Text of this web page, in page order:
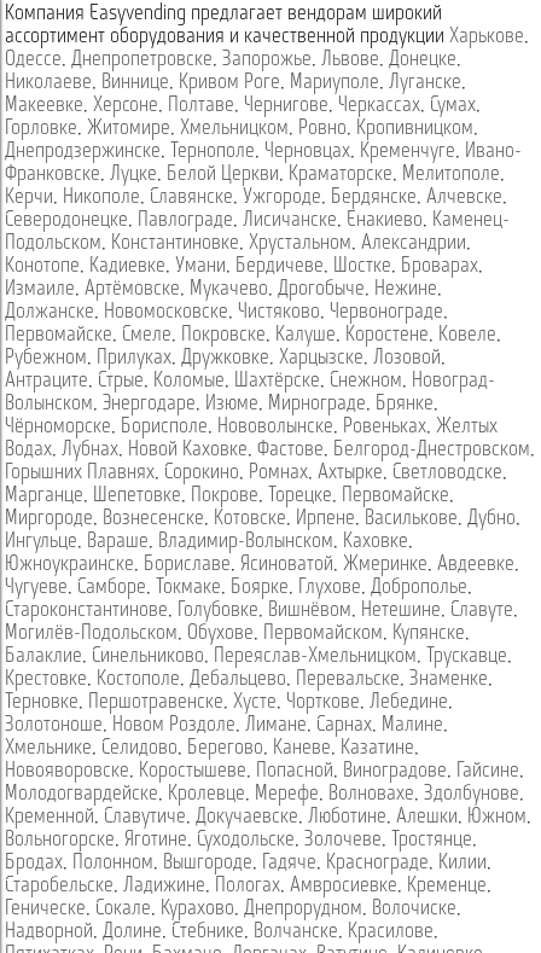
Компания Easyvending предлагает вендорам широкий
ассортимент оборудования и качественной продукции Харькове,
Одессе, Днепропетровске, Запорожье, Львове, Донецке,
Николаеве, Виннице, Кривом Роге, Мариуполе, Луганске,
Макеевке, Херсоне, Полтаве, Чернигове, Черкассах, Сумах,
Горловке, Житомире, Хмельницком, Ровно, Кропивницком,
Днепродзержинске, Тернополе, Черновцах, Кременчуге, Ивано-
Франковске, Луцке, Белой Церкви, Краматорске, Мелитополе,
Керчи, Никополе, Славянске, Ужгороде, Бердянске, Алчевске,
Северодонецке, Павлограде, Лисичанске, Енакиево, Каменец-
Подольском, Константиновке, Хрустальном, Александрии,
Конотопе, Кадиевке, Умани, Бердичеве, Шостке, Броварах,
Измаиле, Артёмовске, Мукачево, Дрогобыче, Нежине,
Должанске, Новомосковске, Чистяково, Червонограде,
Первомайске, Смеле, Покровске, Калуше, Коростене, Ковеле,
Рубежном, Прилуках, Дружковке, Харцызске, Лозовой,
Антраците, Стрые, Коломые, Шахтёрске, Снежном, Новоград-
Волынском, Энергодаре, Изюме, Мирнограде, Брянке,
Чёрноморске, Борисполе, Нововолынске, Ровеньках, Желтых
Водах, Лубнах, Новой Каховке, Фастове, Белгород-Днестровском,
Горышних Плавнях, Сорокино, Ромнах, Ахтырке, Светловодске,
Марганце, Шепетовке, Покрове, Торецке, Первомайске,
Миргороде, Вознесенске, Котовске, Ирпене, Василькове, Дубно,
Ингульце, Вараше, Владимир-Волынском, Каховке,
Южноукраинске, Бориславе, Ясиноватой, Жмеринке, Авдеевке,
Чугуеве, Самборе, Токмаке, Боярке, Глухове, Доброполье,
Староконстантинове, Голубовке, Вишнёвом, Нетешине, Славуте,
Могилёв-Подольском, Обухове, Первомайском, Купянске,
Балаклие, Синельниково, Переяслав-Хмельницком, Трускавце,
Крестовке, Костополе, Дебальцево, Перевальске, Знаменке,
Терновке, Першотравенске, Хусте, Чорткове, Лебедине,
Золотоноше, Новом Роздоле, Лимане, Сарнах, Малине,
Хмельнике, Селидово, Берегово, Каневе, Казатине,
Новояворовске, Коростышеве, Попасной, Виноградове, Гайсине,
Молодогвардейске, Кролевце, Мерефе, Волновахе, Здолбунове,
Кременной, Славутиче, Докучаевске, Люботине, Алешки, Южном,
Вольногорске, Яготине, Суходольске, Золочеве, Тростянце,
Бродах, Полонном, Вышгороде, Гадяче, Краснограде, Килии,
Старобельске, Ладижине, Пологах, Амвросиевке, Кременце,
Геническе, Сокале, Курахово, Днепрорудном, Волочиске,
Надворной, Долине, Стебнике, Волчанске, Красилове,